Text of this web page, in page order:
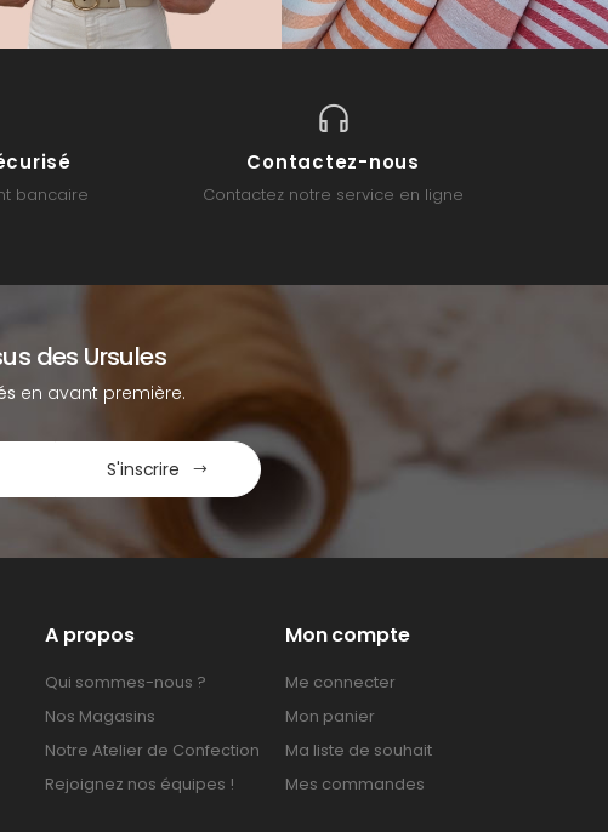
bancaire
Contactez-nous
Contactez notre service en ligne
des Ursules
en avant première.
S'inscrire
A propos
Qui sommes-nous ?
Nos Magasins
Notre Atelier de Confection
Rejoignez nos équipes !
Mon compte
Me connecter
Mon panier
Ma liste de souhait
Mes commandes